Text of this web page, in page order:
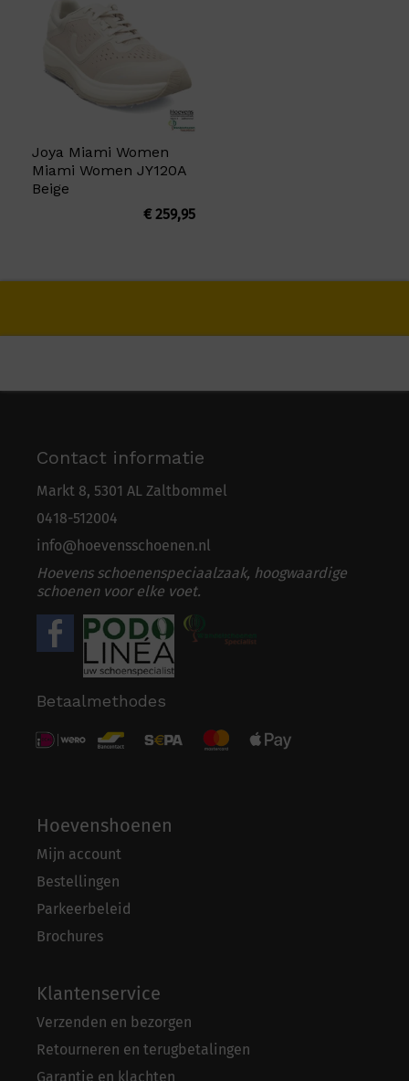
Joya Miami Women
Miami Women JY120A
Beige
€259,95
Contact informatie
Markt 8, 5301 AL Zaltbommel
0418-512004
info@hoevensschoenen.nl
Hoevens schoenenspeciaalzaak, hoogwaardige
schoenen voor elke voet.
Betaalmethodes
Hoevenshoenen
Mijn account
Bestellingen
Parkeerbeleid
Brochures
Klantenservice
Verzenden en bezorgen
Retourneren en terugbetalingen
Garantie en klachten